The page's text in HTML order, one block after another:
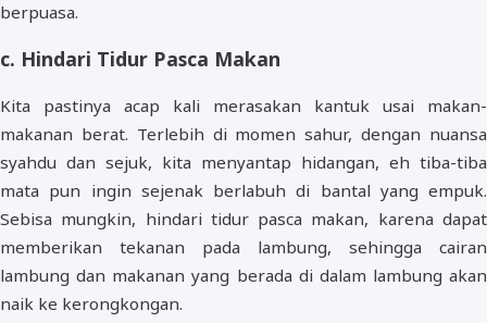
berpuasa.
c. Hindari Tidur Pasca Makan
Kita pastinya acap kali merasakan kantuk usai makan-
makanan berat. Terlebih di momen sahur, dengan nuansa
syahdu dan sejuk, kita menyantap hidangan, eh tiba-tiba
mata pun ingin sejenak berlabuh di bantal yang empuk.
Sebisa mungkin, hindari tidur pasca makan, karena dapat
memberikan tekanan pada lambung, sehingga cairan
lambung dan makanan yang berada di dalam lambung akan
naik ke kerongkongan.